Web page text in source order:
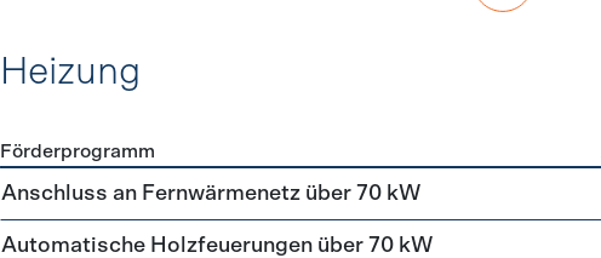
Heizung
Förderprogramme Heizung
Förderprogramm
Anschluss an Fernwärmenetz über 70 kW
Automatische Holzfeuerungen über 70 kW